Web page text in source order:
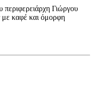
Γιώργου
με καφέ και όμορφη